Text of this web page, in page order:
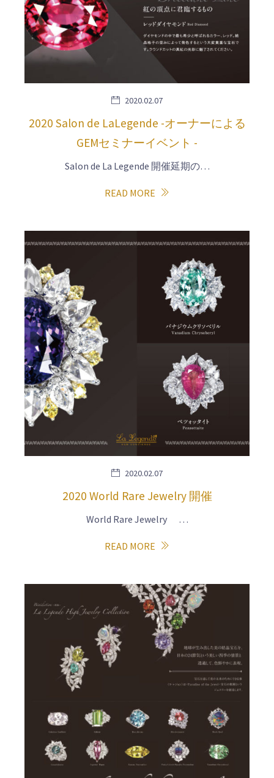
2020.02.07
2020 Salon de LaLegende -オーナーによる
GEMセミナーイベント -
Salon de La Legende 開催延期の…
READ MORE
2020.02.07
2020 World Rare Jewelry 開催
World Rare Jewelry …
READ MORE